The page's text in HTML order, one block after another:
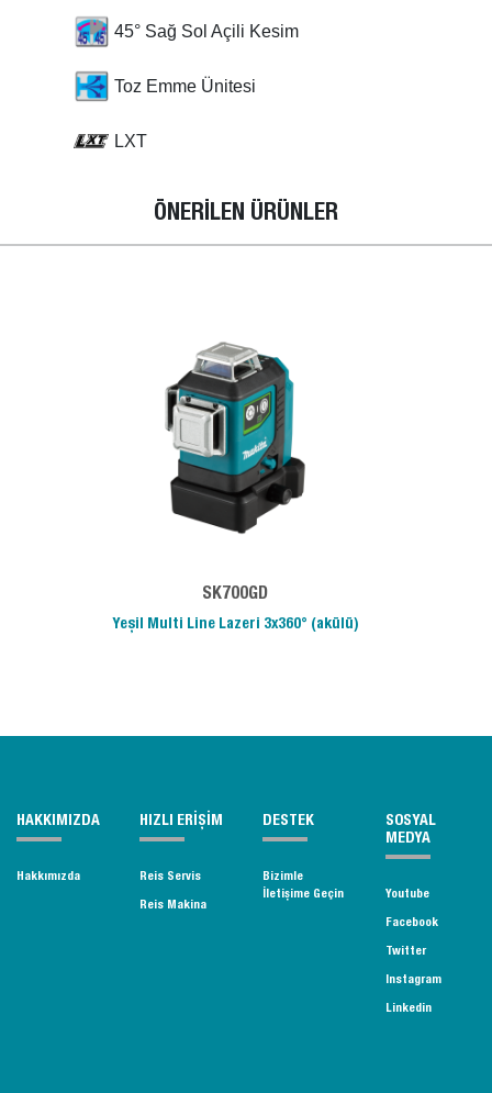
45° Sağ Sol Açili Kesim
Toz Emme Ünitesi
LXT
ÖNERİLEN ÜRÜNLER
SK700GD
Yeşil Multi Line Lazeri 3x360° (akülü)
HAKKIMIZDA
Hakkımızda
HIZLI ERİŞİM
Reis Servis
Reis Makina
DESTEK
Bizimle
İletişime Geçin
SOSYAL
MEDYA
Youtube
Facebook
Twitter
Instagram
Linkedin